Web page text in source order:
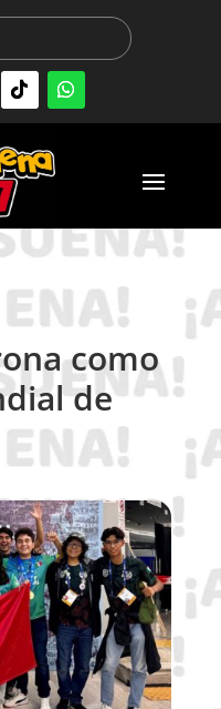
como
de